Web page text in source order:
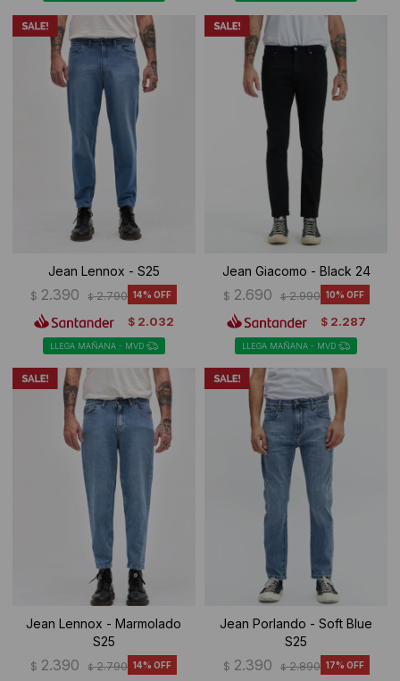
Jean Lennox - S25
$ 2.390 $ 2.790 14
$ 2.032
LLEGA MAÑANA - MVD
Jean Giacomo - Black 24
$ 2.690 $ 2.990 10
$ 2.287
LLEGA MAÑANA - MVD
Jean Lennox - Marmolado
S25
$ 2.390 $ 2.790 14
Jean Porlando - Soft Blue
S25
$ 2.390 $ 2.890 17